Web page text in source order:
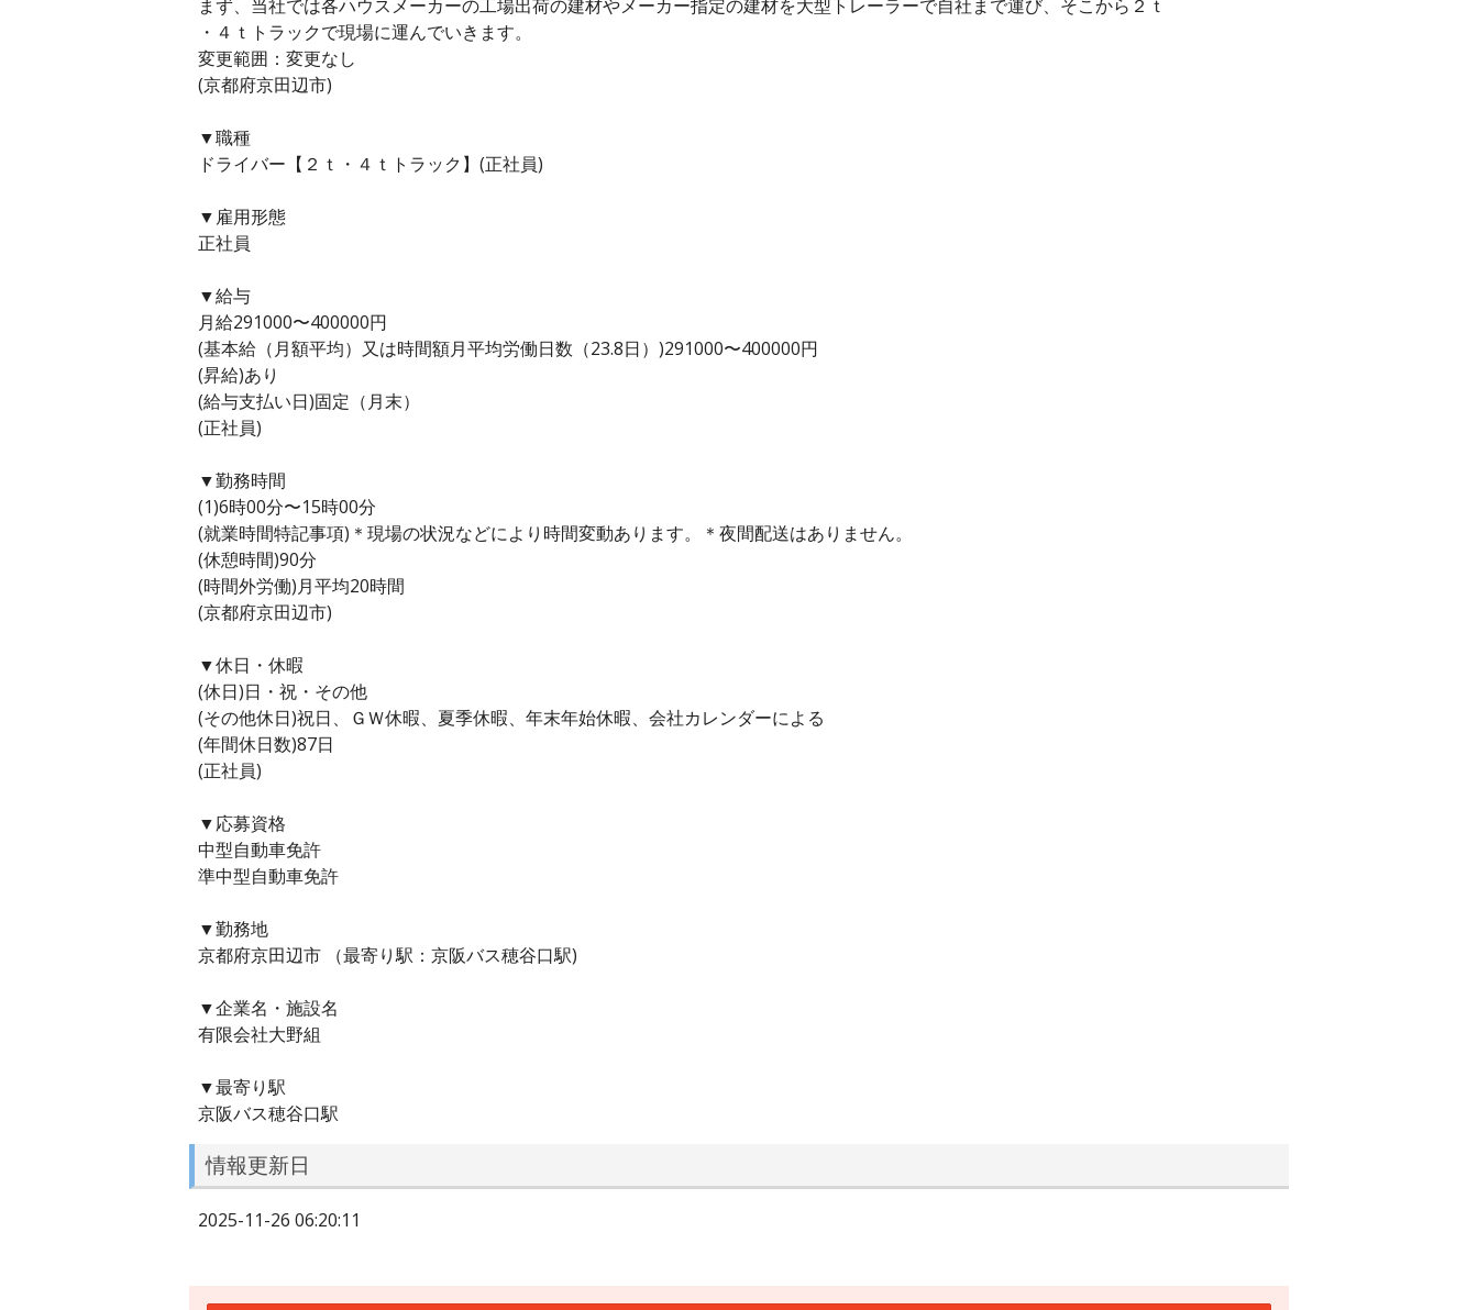
まず、当社では各ハウスメーカーの工場出荷の建材やメーカー指定の建材を大型トレーラーで自社まで運び、そこから２ｔ
・４ｔトラックで現場に運んでいきます。
変更範囲：変更なし
(京都府京田辺市)
▼職種
ドライバー【２ｔ・４ｔトラック】(正社員)
▼雇用形態
正社員
▼給与
月給291000〜400000円
(基本給（月額平均）又は時間額月平均労働日数（23.8日）)291000〜400000円
(昇給)あり
(給与支払い日)固定（月末）
(正社員)
▼勤務時間
(1)6時00分〜15時00分
(就業時間特記事項)＊現場の状況などにより時間変動あります。＊夜間配送はありません。
(休憩時間)90分
(時間外労働)月平均20時間
(京都府京田辺市)
▼休日・休暇
(休日)日・祝・その他
(その他休日)祝日、ＧＷ休暇、夏季休暇、年末年始休暇、会社カレンダーによる
(年間休日数)87日
(正社員)
▼応募資格
中型自動車免許
準中型自動車免許
▼勤務地
京都府京田辺市 （最寄り駅：京阪バス穂谷口駅)
▼企業名・施設名
有限会社大野組
▼最寄り駅
京阪バス穂谷口駅
情報更新日
2025-11-26 06:20:11